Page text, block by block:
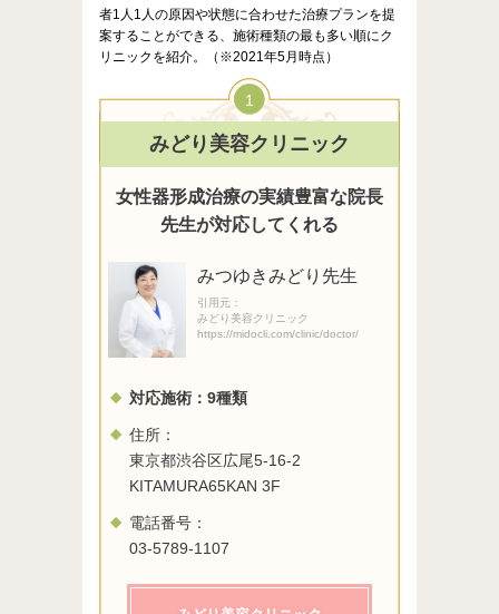
者1人1人の原因や状態に合わせた治療プランを提
案することができる、施術種類の最も多い順にク
リニックを紹介。（※2021年5月時点）
1
みどり美容クリニック
女性器形成治療の実績豊富な院長
先生が対応してくれる
みつゆきみどり先生
引用元：
みどり美容クリニック
https://midocli.com/clinic/doctor/
対応施術： 9種類
住所：
東京都渋谷区広尾5-16-2
KITAMURA65KAN 3F
電話番号：
03-5789-1107